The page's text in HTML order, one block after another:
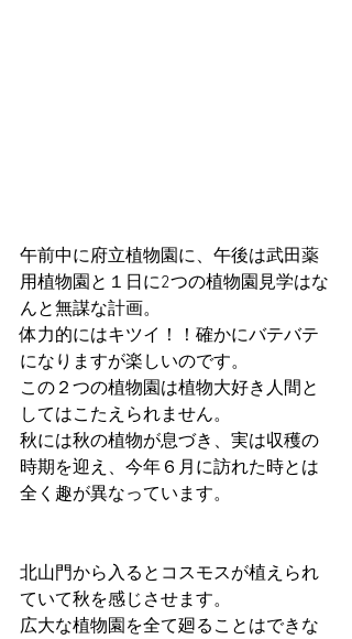
午前中に府立植物園に、午後は武田薬
用植物園と１日に2つの植物園見学はな
んと無謀な計画。
体力的にはキツイ！！確かにバテバテ
になりますが楽しいのです。
この２つの植物園は植物大好き人間と
してはこたえられません。
秋には秋の植物が息づき、実は収穫の
時期を迎え、今年６月に訪れた時とは
全く趣が異なっています。
北山門から入るとコスモスが植えられ
ていて秋を感じさせます。
広大な植物園を全て廻ることはできな